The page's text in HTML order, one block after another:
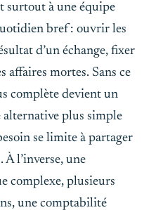
surtout à une équipe
bref : ouvrir les
d’un échange, fixer
affaires mortes. Sans ce
complète devient un
alternative plus simple
se limite à partager
À l’inverse, une
complexe, plusieurs
une comptabilité